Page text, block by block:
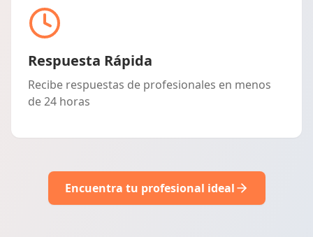
Respuesta Rápida
Recibe respuestas de profesionales en menos
de 24 horas
Encuentra tu profesional ideal